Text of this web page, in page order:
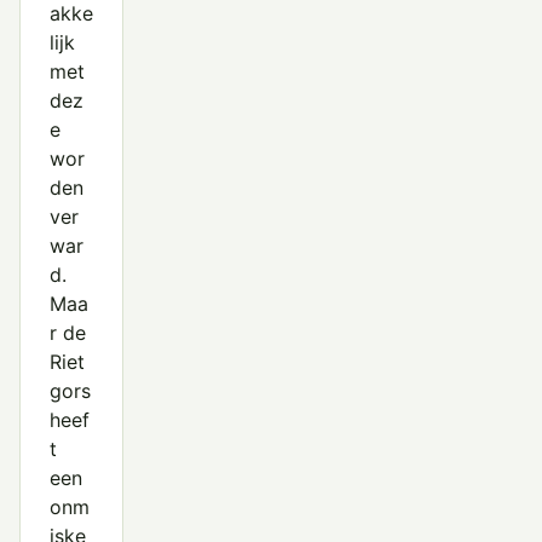
akke
lijk
met
dez
e
wor
den
ver
war
d.
Maa
r de
Riet
gors
heef
t
een
onm
iske